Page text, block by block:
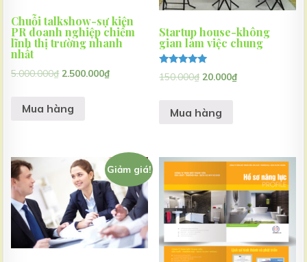
Chuỗi talkshow-sự kiện
PR doanh nghiệp chiếm
lĩnh thị trường nhanh
nhất
5.000.000₫ 2.500.000₫
Mua hàng
Startup house-không
gian làm việc chung
Được xếp
hạng
150.000₫ 20.000₫
Mua hàng
Giảm giá!